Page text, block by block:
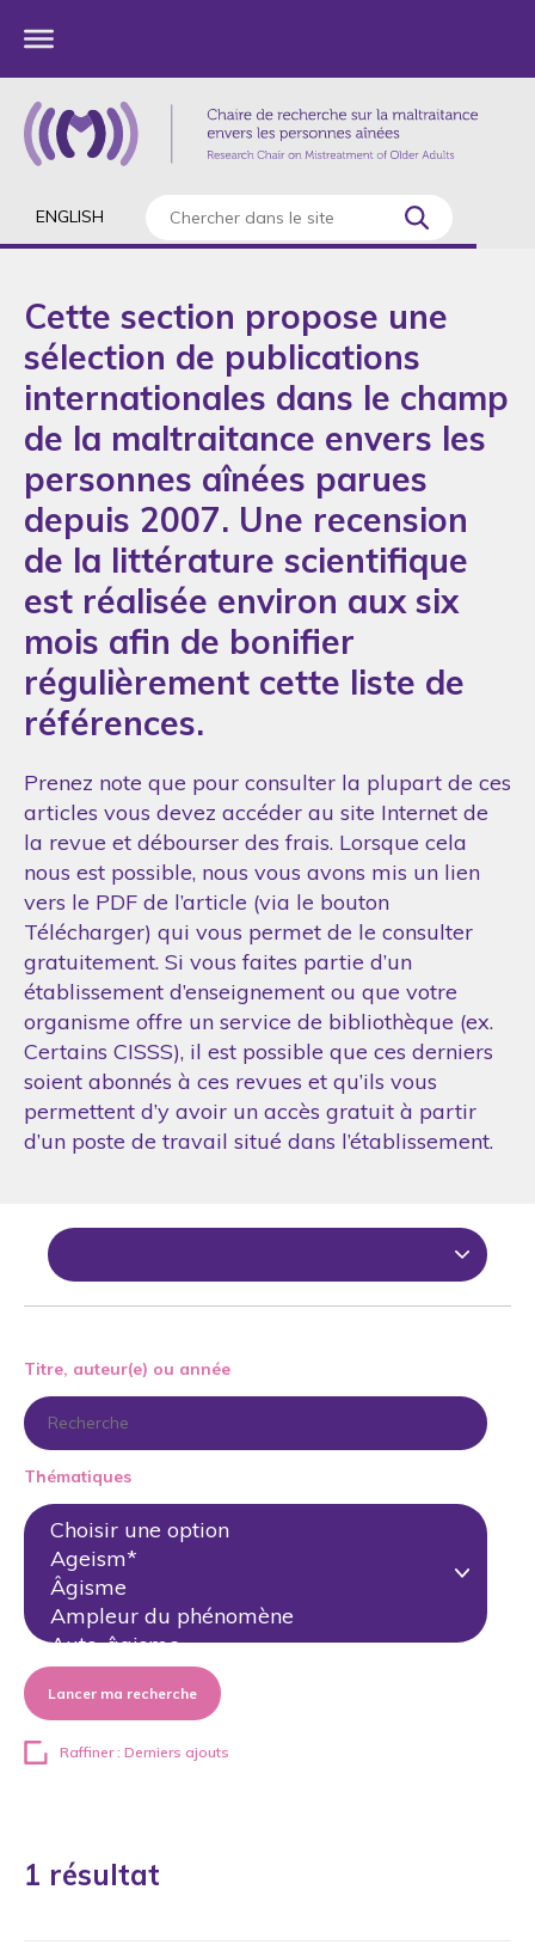
ENGLISH
Cette section propose une
sélection de publications
internationales dans le champ
de la maltraitance envers les
personnes aînées parues
depuis 2007. Une recension
de la littérature scientifique
est réalisée environ aux six
mois afin de bonifier
régulièrement cette liste de
références.
Prenez note que pour consulter la plupart de ces
articles vous devez accéder au site Internet de
la revue et débourser des frais. Lorsque cela
nous est possible, nous vous avons mis un lien
vers le PDF de l’article (via le bouton
Télécharger) qui vous permet de le consulter
gratuitement. Si vous faites partie d’un
établissement d’enseignement ou que votre
organisme offre un service de bibliothèque (ex.
Certains CISSS), il est possible que ces derniers
soient abonnés à ces revues et qu’ils vous
permettent d’y avoir un accès gratuit à partir
d’un poste de travail situé dans l’établissement.
Titre, auteur(e) ou année
Thématiques
Lancer ma recherche
Raffiner : Derniers ajouts
1 résultat